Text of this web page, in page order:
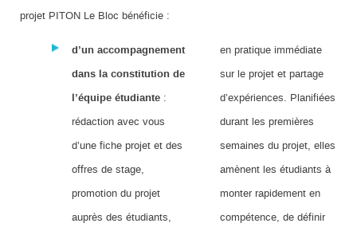
projet PITON Le Bloc bénéficie :
d’un accompagnement
dans la constitution de
l’équipe étudiante :
rédaction avec vous
d’une fiche projet et des
offres de stage,
promotion du projet
auprès des étudiants,
en pratique immédiate
sur le projet et partage
d’expériences. Planifiées
durant les premières
semaines du projet, elles
amènent les étudiants à
monter rapidement en
compétence, de définir